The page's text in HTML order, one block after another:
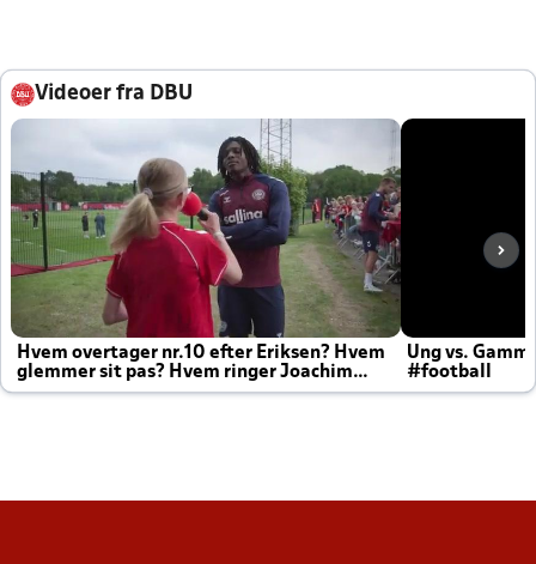
Videoer fra DBU
Hvem overtager nr.10 efter Eriksen? Hvem
glemmer sit pas? Hvem ringer Joachim
altid til efter kampe?
Ung vs.
#football